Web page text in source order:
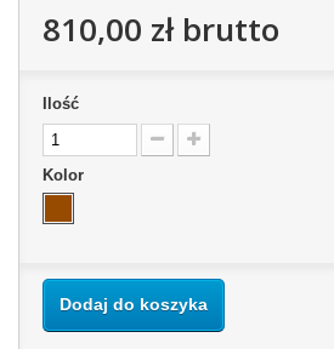
810,00 złbrutto
Ilość
Kolor
Dodaj do koszyka